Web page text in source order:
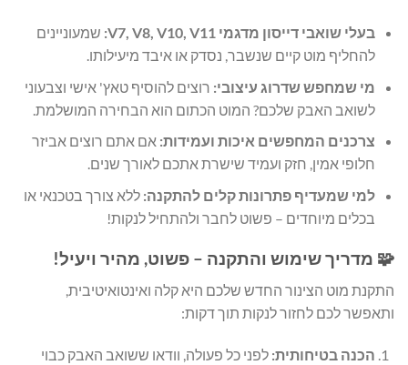
בעלי שואבי דייסון מדגמי V7, V8, V10, V11:
שמעוניינים
להחליף מוט קיים שנשבר, נסדק או איבד מיעילותו.
מי שמחפש שדרוג עיצובי: רוצים להוסיף טאץ' אישי וצבעוני
לשואב האבק שלכם? המוט הכתום הוא הבחירה המושלמת.
צרכנים המחפשים איכות ועמידות: אם אתם רוצים אביזר
חלופי אמין, חזק ועמיד שישרת אתכם לאורך שנים.
למי שמעדיף פתרונות קלים להתקנה: ללא צורך בטכנאי או
בכלים מיוחדים – פשוט לחבר ולהתחיל לנקות!
🧩 מדריך שימוש והתקנה – פשוט, מהיר ויעיל!
התקנת מוט הצינור החדש שלכם היא קלה ואינטואיטיבית,
ותאפשר לכם לחזור לנקות תוך דקות:
הכנה בטיחותית: לפני כל פעולה, וודאו ששואב האבק כבוי